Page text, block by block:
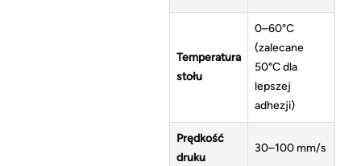
Temperatura
stołu
0–60°C
(zalecane
50°C dla
lepszej
adhezji)
Prędkość
druku
30–100 mm/s